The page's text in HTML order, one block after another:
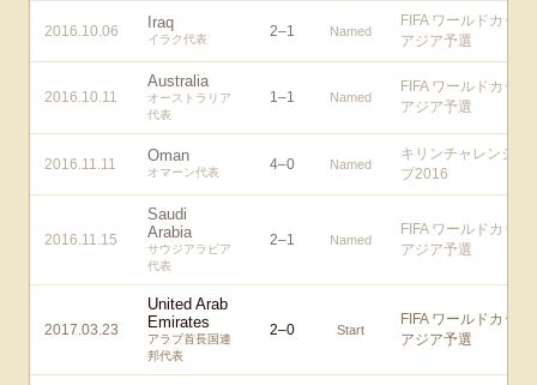
2016.10.06 Iraq
イラク代表 2–1 Named
FIFA ワールドカップ
アジア予選
2016.10.11
Australia
オーストラリア
代表
1–1 Named
FIFA ワールドカップ
アジア予選
2016.11.11 Oman
オマーン代表 4–0 Named
キリンチャレンジカ
プ2016
2016.11.15
Saudi
Arabia
サウジアラビア
代表
2–1 Named
FIFA ワールドカップ
アジア予選
2017.03.23
United Arab
Emirates
アラブ首長国連
邦代表
2–0 Start
FIFA ワールドカップ
アジア予選